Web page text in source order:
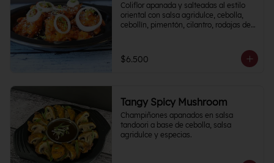
Coliflor apanada y salteadas al estilo
oriental con salsa agridulce, cebolla,
cebollín, pimentón, cilantro, rodajas de
$6.500
Tangy Spicy Mushroom
Champiñones apanados en salsa
tandoori a base de cebolla, salsa
agridulce y especias.